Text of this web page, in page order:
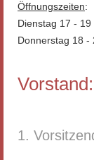
Öffnungszeiten:
Dienstag 17 - 19
Donnerstag 18 -
Vorstand:
1.